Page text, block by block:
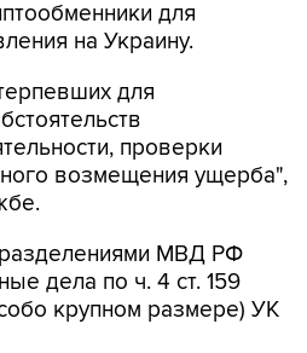
для
на Украину.
для
проверки
возмещения ущерба",
МВД РФ
дела по ч. 4 ст. 159
крупном размере) УК